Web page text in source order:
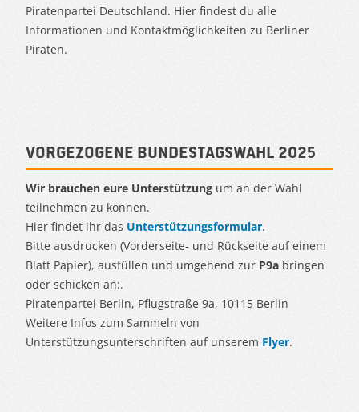
Piratenpartei Deutschland. Hier findest du alle
Informationen und Kontaktmöglichkeiten zu Berliner
Piraten.
Vorgezogene Bundestagswahl 2025
Wir brauchen eure Unterstützung um an der Wahl
teilnehmen zu können.
Hier findet ihr das Unterstützungsformular.
Bitte ausdrucken (Vorderseite- und Rückseite auf einem
Blatt Papier), ausfüllen und umgehend zur P9a bringen
oder schicken an:.
Piratenpartei Berlin, Pflugstraße 9a, 10115 Berlin
Weitere Infos zum Sammeln von
Unterstützungsunterschriften auf unserem Flyer.